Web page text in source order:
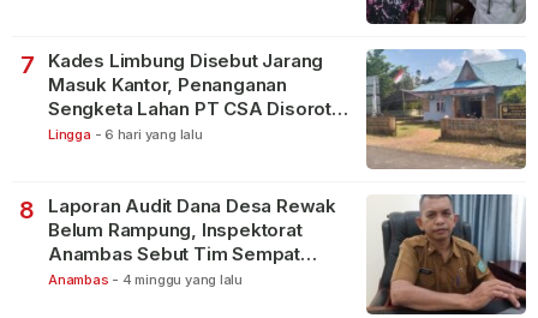
7
Kades Limbung Disebut Jarang
Masuk Kantor, Penanganan
Sengketa Lahan PT CSA Disorot
Warga
Lingga - 6 hari yang lalu
8
Laporan Audit Dana Desa Rewak
Belum Rampung, Inspektorat
Anambas Sebut Tim Sempat
Terbagi Tangani Kasus Lain
Anambas - 4 minggu yang lalu